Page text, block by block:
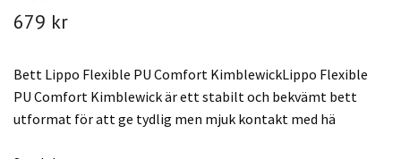
679 kr
Bett Lippo Flexible PU Comfort KimblewickLippo Flexible
PU Comfort Kimblewick är ett stabilt och bekvämt bett
utformat för att ge tydlig men mjuk kontakt med hä